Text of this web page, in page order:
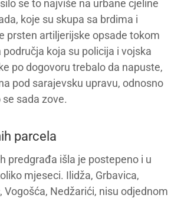
se to najviše na urbane cjeline
koje su skupa sa brdima i
prsten artiljerijske opsade tokom
područja koja su policija i vojska
po dogovoru trebalo da napuste,
pod sarajevsku upravu, odnosno
sada zove.
parcela
predgrađa išla je postepeno i u
mjeseci. Ilidža, Grbavica,
Vogošća, Nedžarići, nisu odjednom